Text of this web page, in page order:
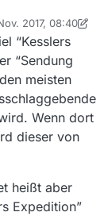
2017, 08:40
Nicklas275111.
“Kesslers
“Sendung
meisten
Wenn dort
dieser von
heißt aber
Expedition”